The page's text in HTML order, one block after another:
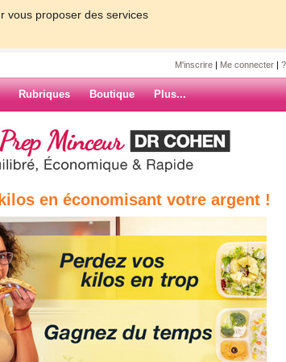
vous proposer des services
M'inscrire | Me connecter |
Rubriques Boutique Plus...
» revenir aux catégories de
minceur
minceur gratuit d'aujourdhui.com à la même date.
contenu des sessions de coaching, de vos objectifs
de motivation, VOTRE premier groupe, c'est à dire celui
les échanges positifs et les discussions amicales à
vous motiver mutuellement pour mincir. Donnez vos
groupe portera le nom du Saint du jour où vous avez
en économisant votre argent !